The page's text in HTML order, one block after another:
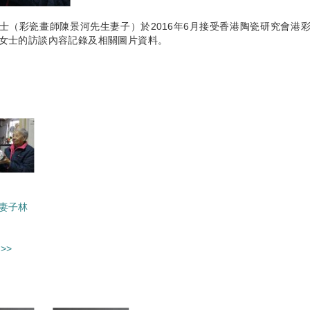
（彩瓷畫師陳景河先生妻子）於2016年6月接受香港陶瓷研究會港
士的訪談內容記錄及相關圖片資料。
子林